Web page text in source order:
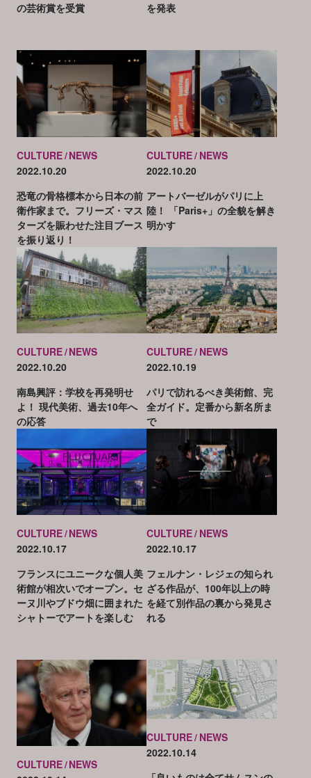
の芸術賞を受賞
を発表
CULTURE NEWS
2022.10.20
恐竜の骨格標本から日本の前
衛作家まで。フリーズ・マス
ターズを賑わせた注目ブース
を振り返り！
CULTURE NEWS
2022.10.20
アートバーゼルがパリに上
陸！ 「Paris+」の全貌を解き
明かす
CULTURE NEWS
2022.10.20
南島興評：学校を再発明せ
よ！ 現代美術、過去10年へ
の応答
CULTURE NEWS
2022.10.19
パリで訪れるべき美術館、完
全ガイド。定番から新名所ま
で
CULTURE NEWS
2022.10.17
フランスにユニークな個人美
術館が相次いでオープン。セ
ーヌ川やブドウ畑に囲まれた
シャトーでアートを楽しむ
CULTURE NEWS
2022.10.17
フェルナン・レジェの知られ
ざる作品が、100年以上の時
を経て別作品の裏から発見さ
れる
CULTURE NEWS
CULTURE NEWS
2022.10.14